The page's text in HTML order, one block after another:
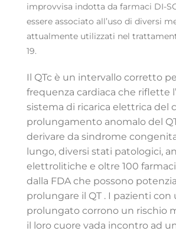
improvvisa indotta da farmaci DI-
essere associato all’uso di diversi
attualmente utilizzati nel
19.
Il QTc è un intervallo corretto
frequenza cardiaca che riflette
sistema di ricarica elettrica del
prolungamento anomalo del
derivare da sindrome
lungo, diversi stati patologici,
elettrolitiche e oltre 100
dalla FDA che possono
prolungare il QT . I pazienti con
prolungato corrono un rischio
il loro cuore vada incontro ad